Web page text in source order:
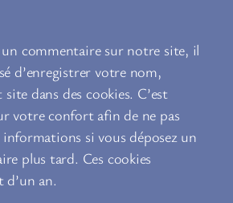
un commentaire sur notre site, il
d’enregistrer votre nom,
site dans des cookies. C’est
votre confort afin de ne pas
informations si vous déposez un
plus tard. Ces cookies
an.